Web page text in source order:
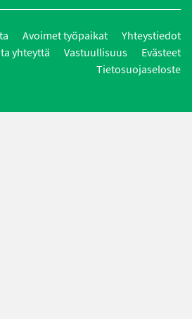
Avoimet työpaikat
Yhteystiedot
yhteyttä
Vastuullisuus
Evästeet
Tietosuojaseloste